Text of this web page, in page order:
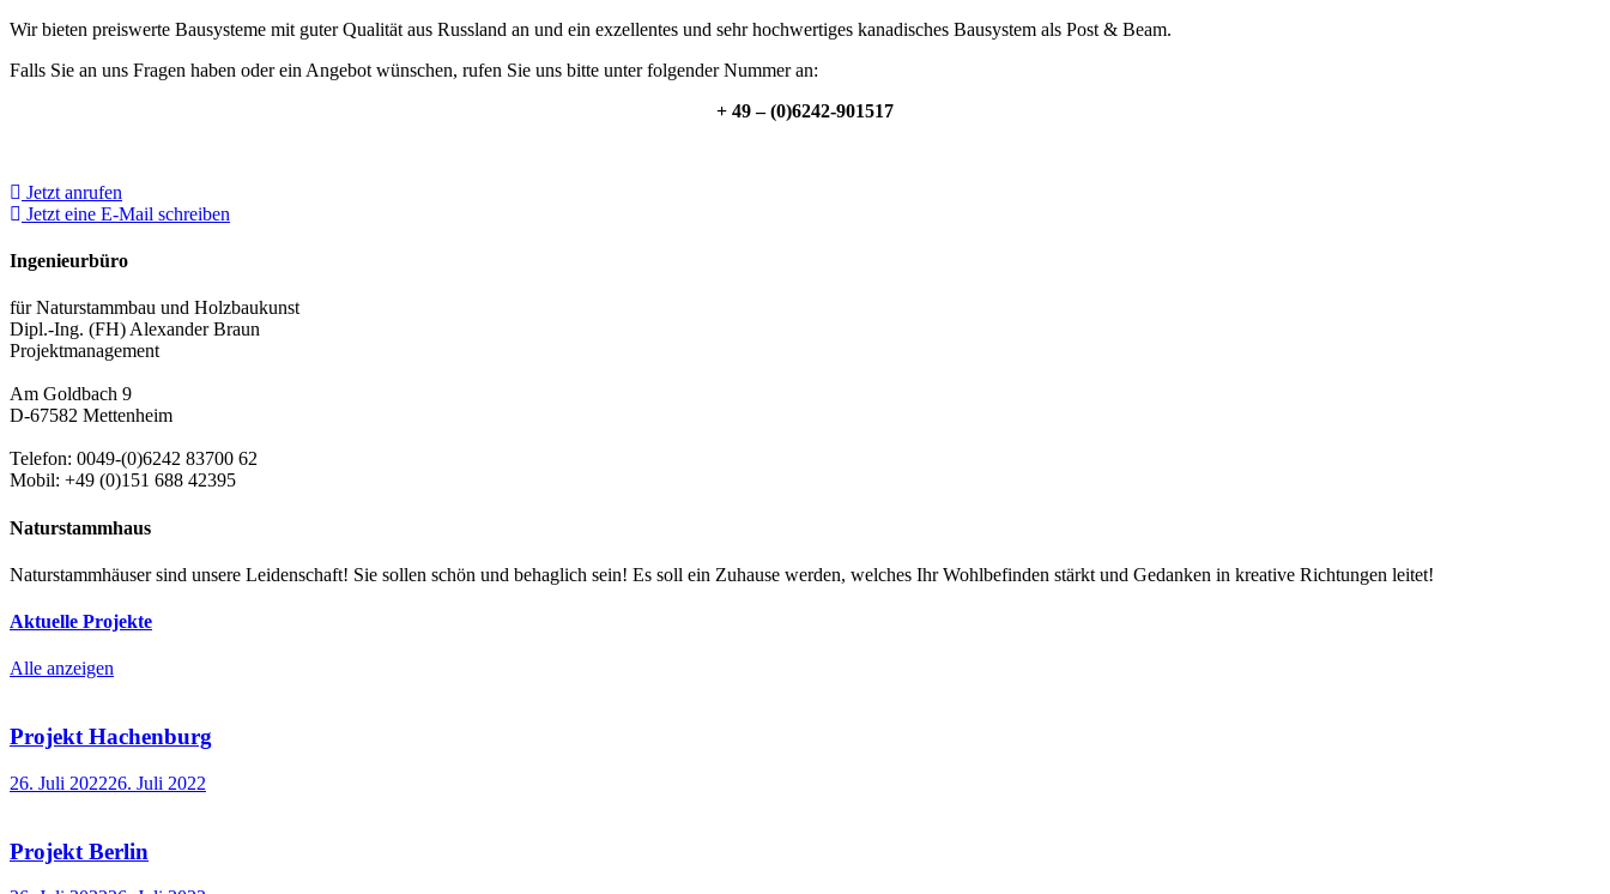
Wir bieten preiswerte Bausysteme mit guter Qualität aus Russland an und ein exzellentes und sehr hochwertiges kanadisches Bausystem als Post & Beam.
Falls Sie an uns Fragen haben oder ein Angebot wünschen, rufen Sie uns bitte unter folgender Nummer an:
+ 49 – (0)6242-901517
Jetzt anrufen
Jetzt eine E-Mail schreiben
Ingenieurbüro
für Naturstammbau und Holzbaukunst
Dipl.-Ing. (FH) Alexander Braun
Projektmanagement
Am Goldbach 9
D-67582 Mettenheim
Telefon: 0049-(0)6242 83700 62
Mobil: +49 (0)151 688 42395
Naturstammhaus
Naturstammhäuser sind unsere Leidenschaft! Sie sollen schön und behaglich sein! Es soll ein Zuhause werden, welches Ihr Wohlbefinden stärkt und Gedanken in kreative Richtungen leitet!
Aktuelle Projekte
Alle anzeigen
Projekt Hachenburg
26. Juli 202226. Juli 2022
Projekt Berlin